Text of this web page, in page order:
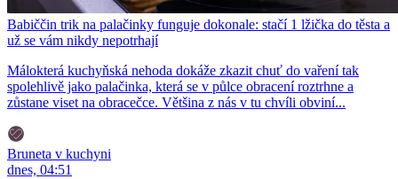
Babiččin trik na palačinky funguje dokonale: stačí 1 lžička do těsta a
už se vám nikdy nepotrhají
Málokterá kuchyňská nehoda dokáže zkazit chuť do vaření tak
spolehlivě jako palačinka, která se v půlce obracení roztrhne a
zůstane viset na obracečce. Většina z nás v tu chvíli obviní...
Bruneta v kuchyni
dnes, 04:51